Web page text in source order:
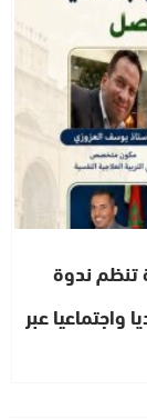
تنظم ندوة
عبر